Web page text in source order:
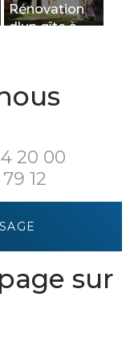
Rénovation
d'un gîte à
- L'ECURIE
20 00
12
sur